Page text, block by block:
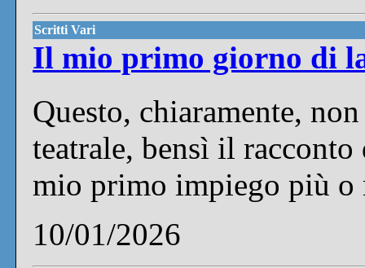
Scritti Vari
Il mio primo giorno di
Questo, chiaramente,
teatrale, bensì il
mio primo impiego più o
10/01/2026